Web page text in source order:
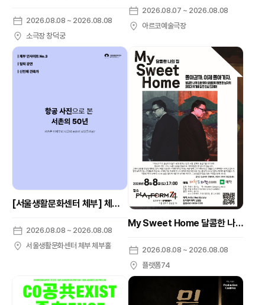
2026.08.08 ~ 2026.08.08
소극장 창덕궁
2026.08.07 ~ 2026.08.08
아르코예술극장
[서울생활문화센터 체부] 체부 인사이트 No.3 협력강연 [항공 사진으로 본 서촌의 50년] 신민재 건축가
2026.08.08 ~ 2026.08.08
서울생활문화센터 체부 체부홀
My Sweet Home 달콤한 나의 집
2026.08.08 ~ 2026.08.08
플랫폼74